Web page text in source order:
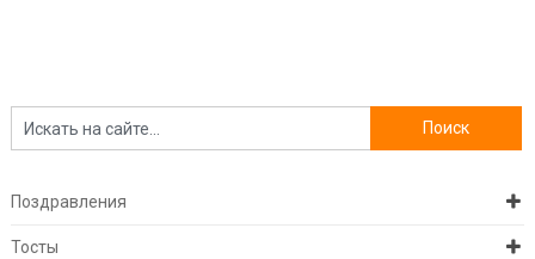
Поздравления
Тосты